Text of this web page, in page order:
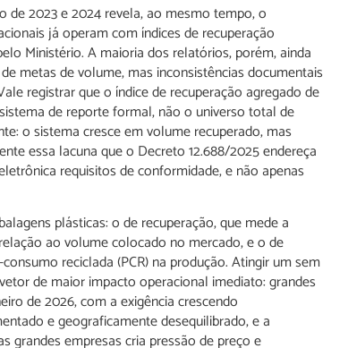
de 2023 e 2024 revela, ao mesmo tempo, o
já operam com índices de recuperação
Ministério. A maioria dos relatórios, porém, ainda
metas de volume, mas inconsistências documentais
registrar que o índice de recuperação agregado de
de reporte formal, não o universo total de
o sistema cresce em volume recuperado, mas
essa lacuna que o Decreto 12.688/2025 endereça
requisitos de conformidade, e não apenas
plásticas: o de recuperação, que mede a
ao volume colocado no mercado, e o de
reciclada (PCR) na produção. Atingir um sem
de maior impacto operacional imediato: grandes
de 2026, com a exigência crescendo
e geograficamente desequilibrado, e a
grandes empresas cria pressão de preço e